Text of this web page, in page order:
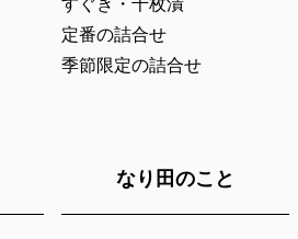
すぐき・千枚漬
定番の詰合せ
季節限定の詰合せ
なり田のこと